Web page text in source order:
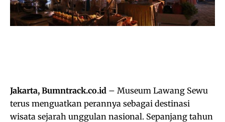
Jakarta, Bumntrack.co.id – Museum Lawang Sewu
terus menguatkan perannya sebagai destinasi
wisata sejarah unggulan nasional. Sepanjang tahun